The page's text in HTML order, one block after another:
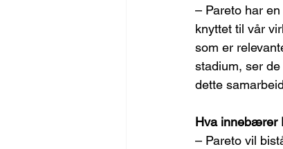
– Pareto har
knyttet til vår
som er
stadium, ser
dette
Hva innebærer
– Pareto vil